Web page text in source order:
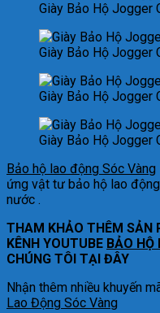
Giày Bảo Hộ Jogger
Giày Bảo Hộ Jogger
Giày Bảo Hộ Jogger
Giày Bảo Hộ Jogger
Bảo hộ lao động Sóc Vàng
ứng vật tư bảo hộ lao
nước .
THAM KHẢO THÊM SẢN
KÊNH YOUTUBE BẢO HỘ
CHÚNG TÔI TẠI ĐÂY
Nhận thêm nhiều khuyến
Lao Động Sóc Vàng